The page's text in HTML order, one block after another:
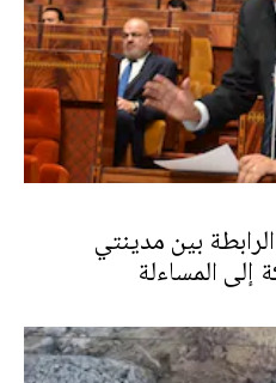
بين مدينتي
إلى المساءلة